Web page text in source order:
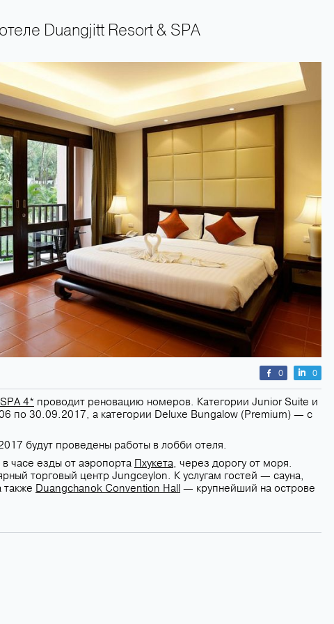
Duangjitt Resort & SPA
0 0
4* проводит реновацию номеров. Категории Junior Suite и
по 30.09.2017, а категории Deluxe Bungalow (Premium) — с
будут проведены работы в лобби отеля.
часе езды от аэропорта Пхукета, через дорогу от моря.
торговый центр Jungceylon. К услугам гостей — сауна,
Duangchanok Convention Hall — крупнейший на острове